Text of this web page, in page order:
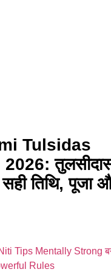
Tulsidas
तिथि, पूजा